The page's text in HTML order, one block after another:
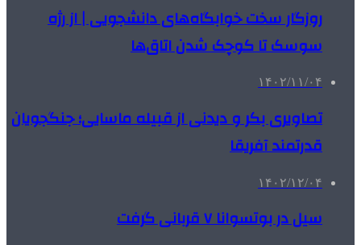
روزگار سخت خوابگاه‌های دانشجویی | از رژه
سوسک تا کوچک شدن اتاق‌ها
۱۴۰۲/۱۱/۰۴
تصاویری بکر و دیدنی از قبیله ماسایی؛ جنگجویان
قدرتمند آفریقا
۱۴۰۲/۱۲/۰۴
سیل در بوتسوانا ۷ قربانی گرفت